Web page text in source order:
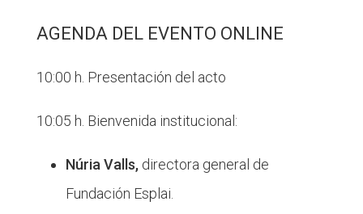
AGENDA DEL EVENTO ONLINE
10:00 h. Presentación del acto
10:05 h. Bienvenida institucional:
Núria Valls,directora general de
Fundación Esplai.